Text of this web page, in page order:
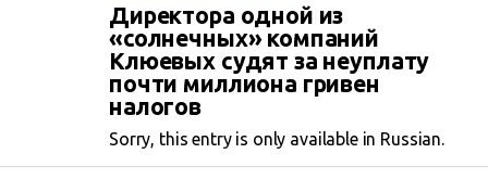
Директора одной из
«солнечных» компаний
Клюевых судят за неуплату
почти миллиона гривен
налогов
Sorry, this entry is only available in Russian.